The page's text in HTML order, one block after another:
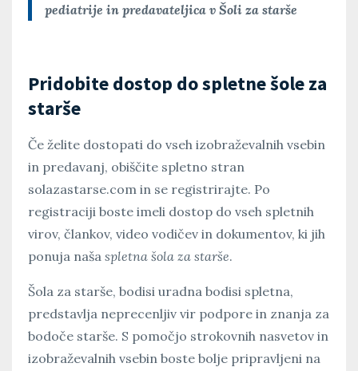
pediatrije in predavateljica v Šoli za starše
Pridobite dostop do spletne šole za
starše
Če želite dostopati do vseh izobraževalnih vsebin
in predavanj, obiščite spletno stran
solazastarse.com in se registrirajte. Po
registraciji boste imeli dostop do vseh spletnih
virov, člankov, video vodičev in dokumentov, ki jih
ponuja naša spletna šola za starše.
Šola za starše, bodisi uradna bodisi spletna,
predstavlja neprecenljiv vir podpore in znanja za
bodoče starše. S pomočjo strokovnih nasvetov in
izobraževalnih vsebin boste bolje pripravljeni na